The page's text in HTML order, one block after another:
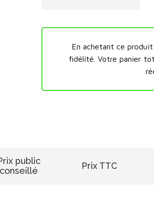
En achetant ce
fidélité. Votre panier
public
conseillé
Prix TTC